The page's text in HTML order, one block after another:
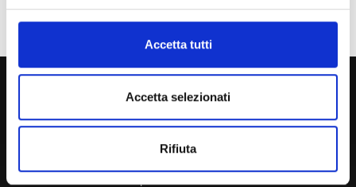
Accetta tutti
Accetta selezionati
Rifiuta
Ente o Impresa
800 453 444